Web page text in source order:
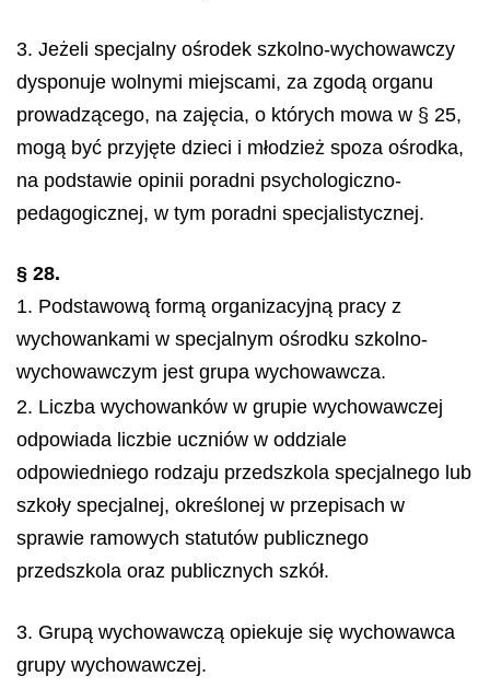
3. Jeżeli specjalny ośrodek szkolno-wychowawczy
dysponuje wolnymi miejscami, za zgodą organu
prowadzącego, na zajęcia, o których mowa w § 25,
mogą być przyjęte dzieci i młodzież spoza ośrodka,
na podstawie opinii poradni psychologiczno-
pedagogicznej, w tym poradni specjalistycznej.
§ 28.
1. Podstawową formą organizacyjną pracy z
wychowankami w specjalnym ośrodku szkolno-
wychowawczym jest grupa wychowawcza.
2. Liczba wychowanków w grupie wychowawczej
odpowiada liczbie uczniów w oddziale
odpowiedniego rodzaju przedszkola specjalnego lub
szkoły specjalnej, określonej w przepisach w
sprawie ramowych statutów publicznego
przedszkola oraz publicznych szkół.
3. Grupą wychowawczą opiekuje się wychowawca
grupy wychowawczej.